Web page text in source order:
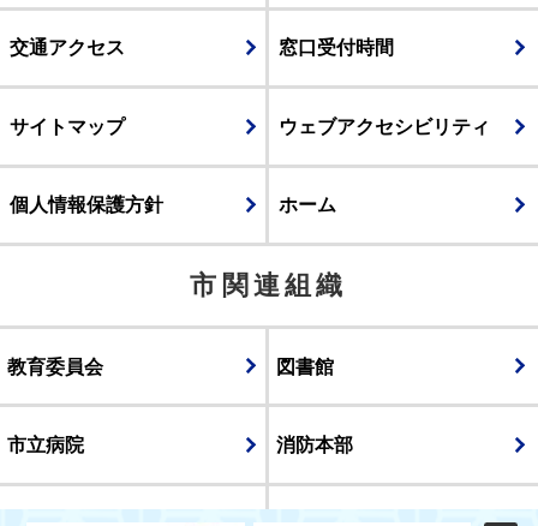
交通アクセス 窓口受付時間
サイトマップ ウェブアクセシビリティ
個人情報保護方針 ホーム
市関連組織
教育委員会 図書館
市立病院 消防本部